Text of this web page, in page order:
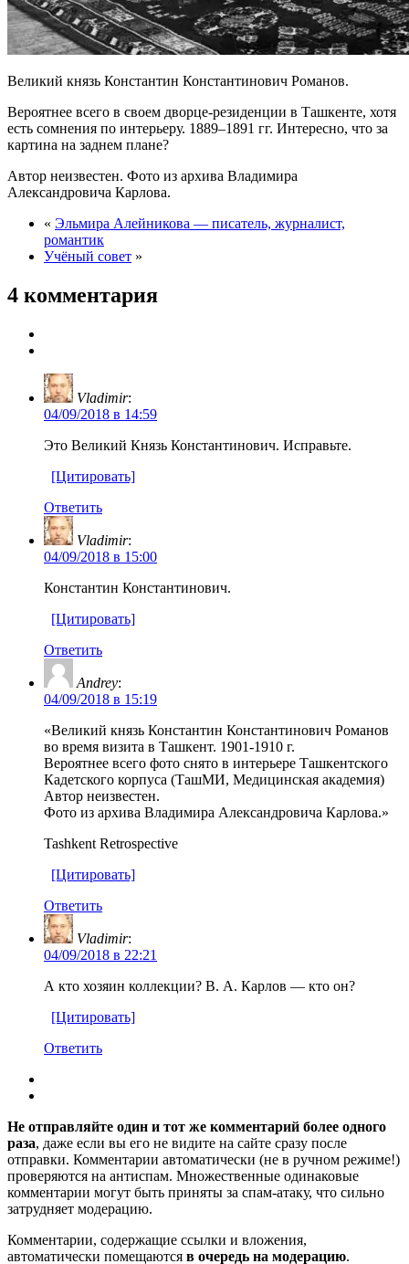
Великий князь Константин Константинович Романов.
Вероятнее всего в своем дворце-резиденции в Ташкенте, хотя
есть сомнения по интерьеру. 1889–1891 гг. Интересно, что за
картина на заднем плане?
Автор неизвестен. Фото из архива Владимира
Александровича Карлова.
« Эльмира Алейникова — писатель, журналист,
романтик
Учёный совет »
4 комментария
Vladimir:
04/09/2018 в 14:59
Это Великий Князь Константинович. Исправьте.
[Цитировать]
Ответить
Vladimir:
04/09/2018 в 15:00
Константин Константинович.
[Цитировать]
Ответить
Andrey:
04/09/2018 в 15:19
«Великий князь Константин Константинович Романов
во время визита в Ташкент. 1901-1910 г.
Вероятнее всего фото снято в интерьере Ташкентского
Кадетского корпуса (ТашМИ, Медицинская академия)
Автор неизвестен.
Фото из архива Владимира Александровича Карлова.»
Tashkent Retrospective
[Цитировать]
Ответить
Vladimir:
04/09/2018 в 22:21
А кто хозяин коллекции? В. А. Карлов — кто он?
[Цитировать]
Ответить
Не отправляйте один и тот же комментарий более одного
раза, даже если вы его не видите на сайте сразу после
отправки. Комментарии автоматически (не в ручном режиме!)
проверяются на антиспам. Множественные одинаковые
комментарии могут быть приняты за спам-атаку, что сильно
затрудняет модерацию.
Комментарии, содержащие ссылки и вложения,
автоматически помещаются в очередь на модерацию.